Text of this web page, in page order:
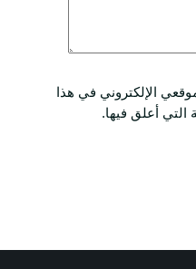
الإلكتروني في هذا
التي أعلق فيها.